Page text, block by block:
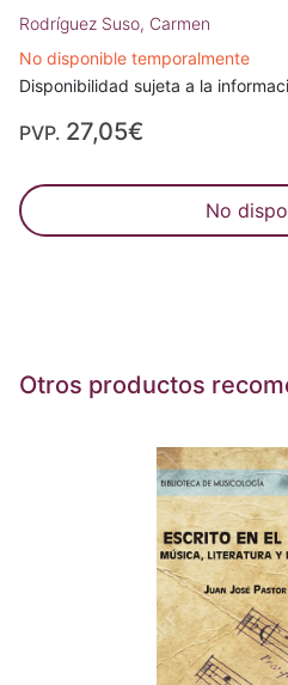
Rodríguez Suso, Carmen
No disponible temporalmente
Disponibilidad sujeta a la
PVP. 27,05€
No
Otros productos